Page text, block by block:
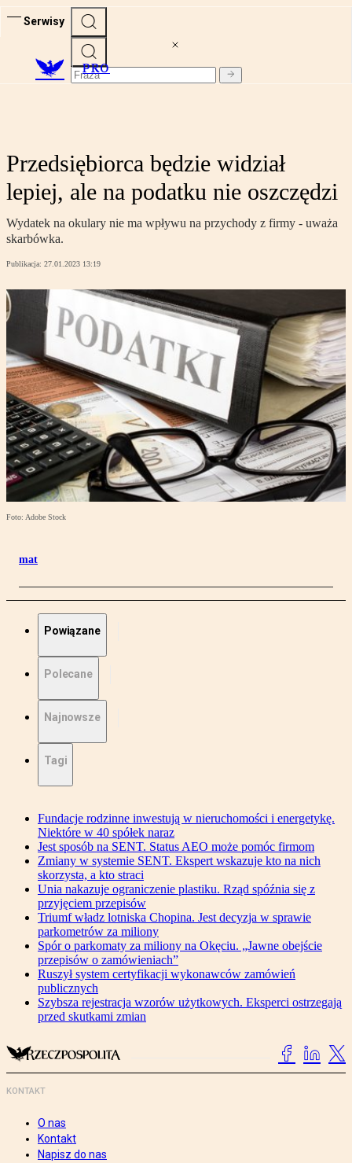
Serwisy
PRO
Przedsiębiorca będzie widział
lepiej, ale na podatku nie oszczędzi
Wydatek na okulary nie ma wpływu na przychody z firmy - uważa
skarbówka.
Publikacja: 27.01.2023 13:19
Foto: Adobe Stock
mat
Powiązane
Polecane
Najnowsze
Tagi
Fundacje rodzinne inwestują w nieruchomości i energetykę.
Niektóre w 40 spółek naraz
Jest sposób na SENT. Status AEO może pomóc firmom
Zmiany w systemie SENT. Ekspert wskazuje kto na nich
skorzysta, a kto straci
Unia nakazuje ograniczenie plastiku. Rząd spóźnia się z
przyjęciem przepisów
Triumf władz lotniska Chopina. Jest decyzja w sprawie
parkometrów za miliony
Spór o parkomaty za miliony na Okęciu. „Jawne obejście
przepisów o zamówieniach”
Ruszył system certyfikacji wykonawców zamówień
publicznych
Szybsza rejestracja wzorów użytkowych. Eksperci ostrzegają
przed skutkami zmian
KONTAKT
O nas
Kontakt
Napisz do nas